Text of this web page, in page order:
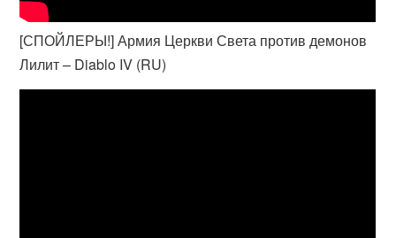
[СПОЙЛЕРЫ!] Армия Церкви Света против демонов
Лилит – Diablo IV (RU)